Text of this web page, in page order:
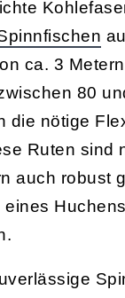
ca. 3
80
die nötige
Ruten sind
auch robust
Huchens